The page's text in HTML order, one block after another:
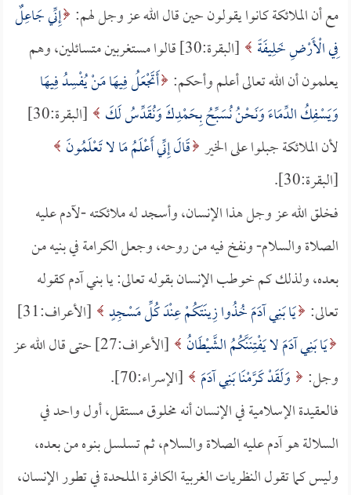
مع أن الملائكة كانوا يقولون حين قال الله عز وجل لهم: إِنِّي جَاعِلٌ
فِي الْأَرْضِ خَلِيفَةً
[البقرة:30] قالوا مستغربين متسائلين، وهم
يعلمون أن الله تعالى أعلم وأحكم: أَتَجْعَلُ فِيهَا مَنْ يُفْسِدُ فِيهَا
وَيَسْفِكُ الدِّمَاءَ وَنَحْنُ نُسَبِّحُ بِحَمْدِكَ وَنُقَدِّسُ لَكَ
[البقرة:30]
لأن الملائكة جبلوا على الخير قَالَ إِنِّي أَعْلَمُ مَا لا تَعْلَمُونَ
[البقرة:30].
فخلق الله عز وجل هذا الإنسان، وأسجد له ملائكته -لآدم عليه
الصلاة والسلام- ونفخ فيه من روحه، وجعل الكرامة في بنيه من
بعده، ولذلك كم خوطب الإنسان بقوله تعالى: يا بني آدم كقوله
تعالى: يَا بَنِي آدَمَ خُذُوا زِينَتَكُمْ عِنْدَ كُلِّ مَسْجِدٍ [الأعراف:31]
يَا بَنِي آدَمَ لا يَفْتِنَنَّكُمُ الشَّيْطَانُ
[الأعراف:27] حتى قال الله عز
وجل:
وَلَقَدْ كَرَّمْنَا بَنِي آدَمَ
[الإسراء:70].
فالعقيدة الإسلامية في الإنسان أنه مخلوق مستقل، أول واحد في
السلالة هو آدم عليه الصلاة والسلام، ثم تسلسل بنوه من بعده،
وليس كما تقول النظريات الغربية الكافرة الملحدة في تطور الإنسان،